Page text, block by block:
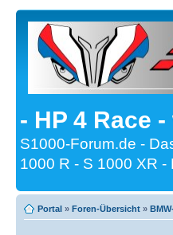
- HP 4 Race
S1000-Forum.de -
1000 R - S 1000 XR -
Portal » Foren-Übersicht »